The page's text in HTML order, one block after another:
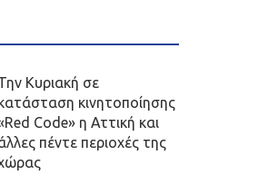
Κυριακή σε
κινητοποίησης
Code» η Αττική και
πέντε περιοχές της